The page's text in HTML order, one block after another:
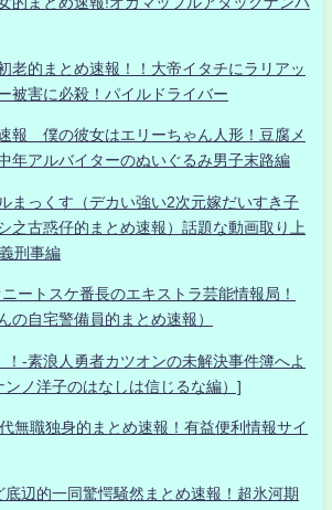
老的まとめ速報！！大帝イタチにラリアッ
被害に必殺！パイルドライバー
報 僕の彼女はエリーちゃん人形！豆腐メ
年アルバイターのぬいぐるみ男子末路編
まっくす（デカい強い2次元嫁だいすき子
之古惑仔的まとめ速報）話題な動画取り上
刑事編
ートスケ番長のエキストラ芸能情報局！
の自宅警備員的まとめ速報）
！-素浪人勇者カツオンの未解決事件簿へよ
ンノ洋子のはなしは信じるな編）]
職独身的まとめ速報！有益便利情報サイ
辺的一同驚愕騒然まとめ速報！超氷河期